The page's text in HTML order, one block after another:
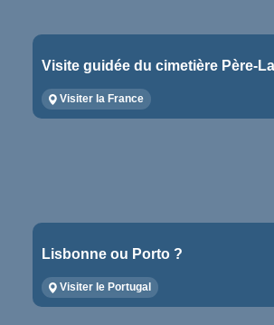
Visite guidée du cimetière Père-
Visiter la France
Lisbonne ou Porto ?
Visiter le Portugal